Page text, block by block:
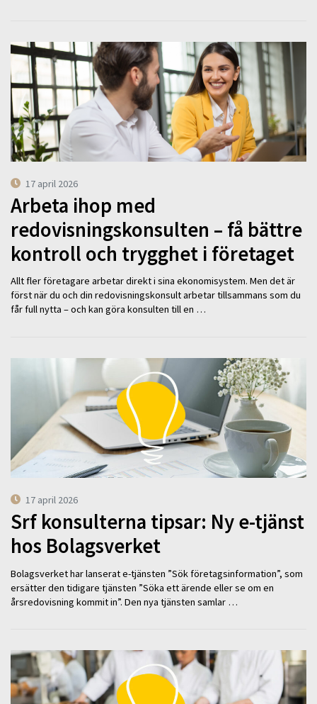
17 april 2026
Arbeta ihop med
redovisningskonsulten – få bättre
kontroll och trygghet i företaget
Allt fler företagare arbetar direkt i sina ekonomisystem. Men det är
först när du och din redovisningskonsult arbetar tillsammans som du
får full nytta – och kan göra konsulten till en …
17 april 2026
Srf konsulterna tipsar: Ny e-tjänst
hos Bolagsverket
Bolagsverket har lanserat e-tjänsten ”Sök företagsinformation”, som
ersätter den tidigare tjänsten ”Söka ett ärende eller se om en
årsredovisning kommit in”. Den nya tjänsten samlar …